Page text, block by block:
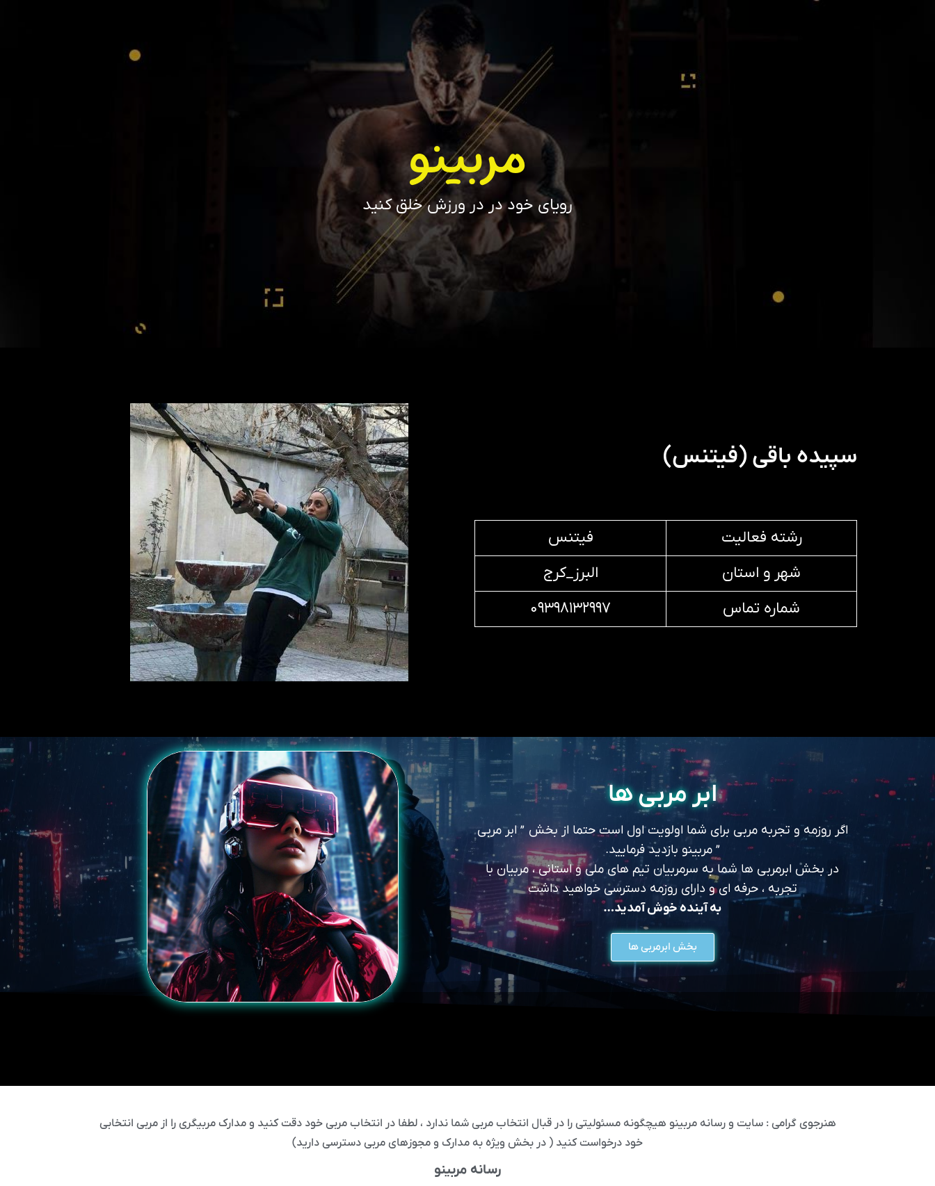
مربینو
رویای خود در در ورزش خلق کنید
سپیده باقی (فیتنس)
رشته فعالیت
فیتنس
شهر و استان
البرز_کرج
شماره تماس
۰۹۳۹۸۱۳۲۹۹۷
ابر مربی ها
اگر روزمه و تجربه مربی برای شما اولویت اول است حتما از بخش ” ابر مربی
” مربینو بازدید فرمایید.
در بخش ابرمربی ها شما به سرمربیان تیم های ملی و استانی ، مربیان با
تجربه ، حرفه ای و دارای روزمه دسترسی خواهید داشت
به آینده خوش آمدید…
بخش ابرمربی ها
هنرجوی گرامی : سایت و رسانه مربینو هیچگونه مسئولیتی را در قبال انتخاب مربی شما ندارد ، لطفا در انتخاب مربی خود دقت کنید و مدارک مربیگری را از مربی انتخابی
خود درخواست کنید ( در بخش ویژه به مدارک و مجوزهای مربی دسترسی دارید)
رسانه مربینو